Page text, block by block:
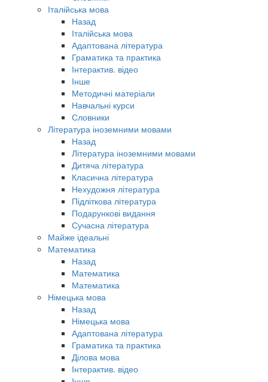
Італійська мова
Назад
Італійська мова
Адаптована література
Граматика та практика
Інтерактив. відео
Інше
Методичні матеріали
Навчальні курси
Словники
Література іноземними мовами
Назад
Література іноземними мовами
Дитяча література
Класична література
Нехудожня література
Підліткова література
Подарункові видання
Сучасна література
Майже ідеальні
Математика
Назад
Математика
Математика
Німецька мова
Назад
Німецька мова
Адаптована література
Граматика та практика
Ділова мова
Інтерактив. відео